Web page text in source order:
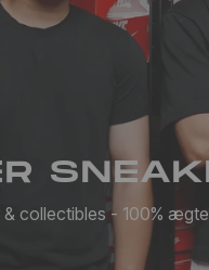
collectibles - 100%